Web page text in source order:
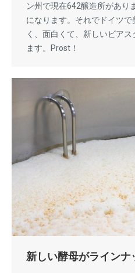
ン州で現在642醸造所があり
になります。それでドイツ
く、面白くて、新しいビア
ます。Prost！
新しい酵母がラインナ